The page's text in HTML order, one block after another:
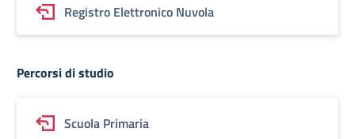
Registro Elettronico Nuvola
Percorsi di studio
Scuola Primaria